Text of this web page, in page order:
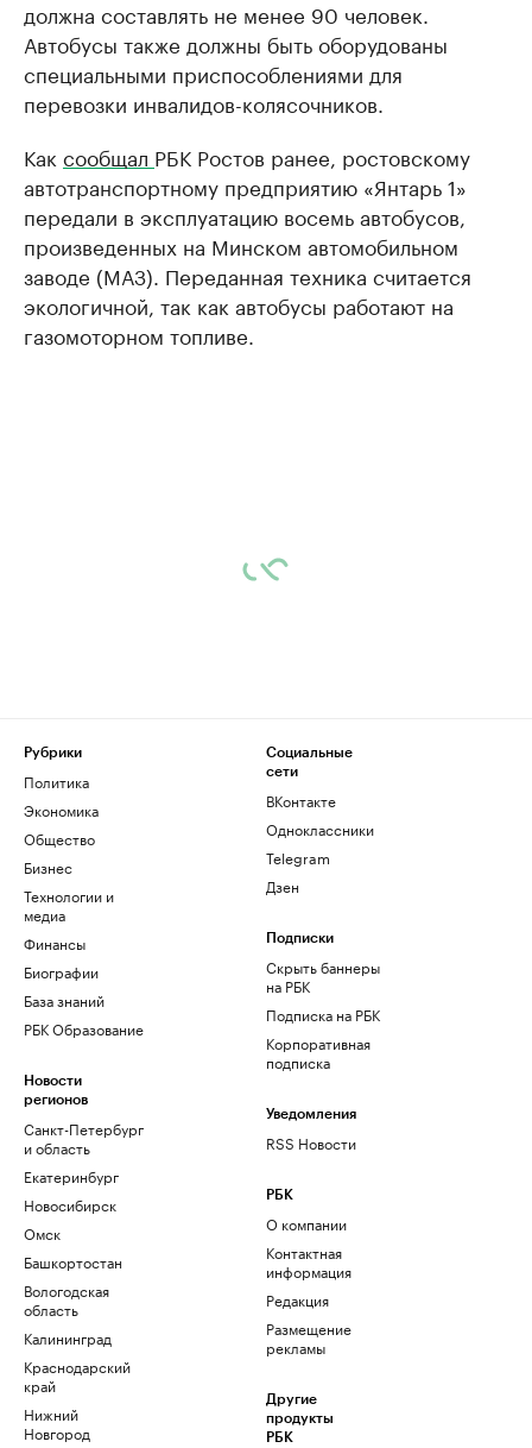
должна составлять не менее 90 человек.
Автобусы также должны быть оборудованы
специальными приспособлениями для
перевозки инвалидов-колясочников.
Как сообщал РБК Ростов ранее, ростовскому
автотранспортному предприятию «Янтарь 1»
передали в эксплуатацию восемь автобусов,
произведенных на Минском автомобильном
заводе (МАЗ). Переданная техника считается
экологичной, так как автобусы работают на
газомоторном топливе.
Рубрики
Политика
Экономика
Общество
Бизнес
Технологии и
медиа
Финансы
Биографии
База знаний
РБК Образование
Новости
регионов
Санкт-Петербург
и область
Екатеринбург
Новосибирск
Омск
Башкортостан
Вологодская
область
Калининград
Краснодарский
край
Нижний
Новгород
Социальные
сети
ВКонтакте
Одноклассники
Telegram
Дзен
Подписки
Скрыть баннеры
на РБК
Подписка на РБК
Корпоративная
подписка
Уведомления
RSS Новости
РБК
О компании
Контактная
информация
Редакция
Размещение
рекламы
Другие
продукты
РБК